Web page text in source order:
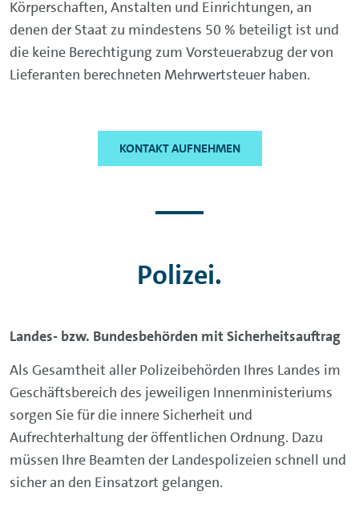
Körperschaften, Anstalten und Einrichtungen, an
denen der Staat zu mindestens 50 % beteiligt ist und
die keine Berechtigung zum Vorsteuerabzug der von
Lieferanten berechneten Mehrwertsteuer haben.
KONTAKT AUFNEHMEN
Polizei.
Landes- bzw. Bundesbehörden mit Sicherheitsauftrag
Als Gesamtheit aller Polizeibehörden Ihres Landes im
Geschäftsbereich des jeweiligen Innenministeriums
sorgen Sie für die innere Sicherheit und
Aufrechterhaltung der öffentlichen Ordnung. Dazu
müssen Ihre Beamten der Landespolizeien schnell und
sicher an den Einsatzort gelangen.